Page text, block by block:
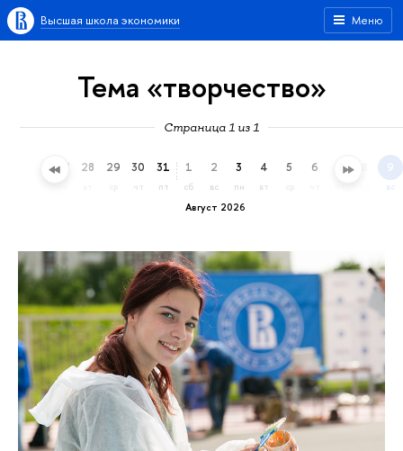
Меню
Высшая школа экономики
Тема «творчество»
Страница 1 из 1
27 28 29 30
чт
31
пт
Август 2026
1
сб
2
вс
3
пн
4
вт
5 6 7 9
вс